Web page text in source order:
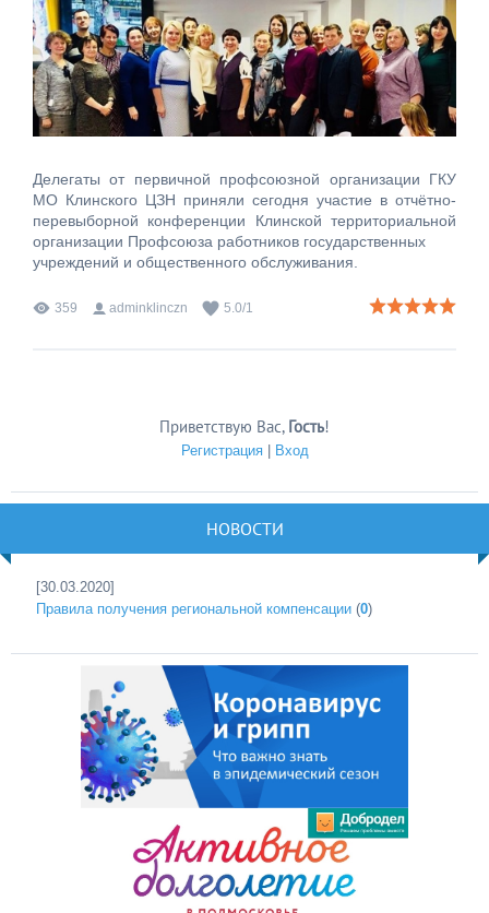
Делегаты от первичной профсоюзной организации ГКУ
МО Клинского ЦЗН приняли сегодня участие в отчётно-
перевыборной конференции Клинской территориальной
организации Профсоюза работников государственных
учреждений и общественного обслуживания.
359 adminklinczn 5.0/1
Приветствую Вас, Гость!
Регистрация| Вход
НОВОСТИ
[30.03.2020]
Правила получения региональной компенсации (0)